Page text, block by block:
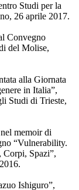
Studi per la
26 aprile 2017.
Convegno
del Molise,
alla Giornata
in Italia”,
Studi di Trieste,
memoir di
“Vulnerability.
Corpi, Spazi”,
Ishiguro”,